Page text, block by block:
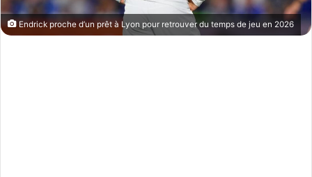
Endrick proche d’un prêt à Lyon pour retrouver du temps de jeu en 2026